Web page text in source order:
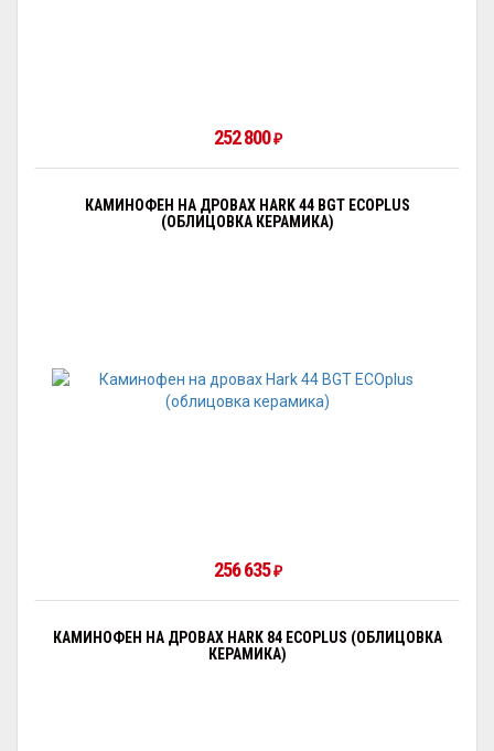
252 800₽
КАМИНОФЕН НА ДРОВАХ HARK 44 BGT ECOPLUS
(ОБЛИЦОВКА КЕРАМИКА)
256 635₽
КАМИНОФЕН НА ДРОВАХ HARK 84 ECOPLUS (ОБЛИЦОВКА
КЕРАМИКА)